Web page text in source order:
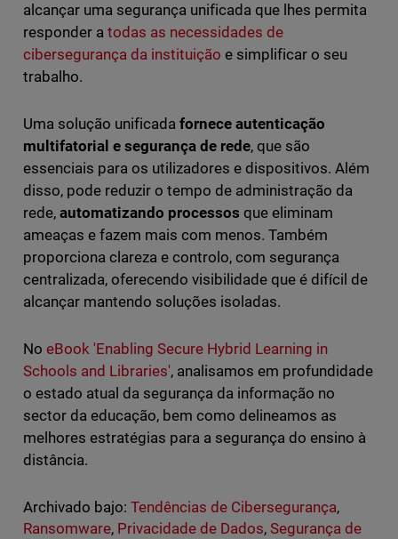
alcançar uma segurança unificada que lhes permita
responder a todas as necessidades de
cibersegurança da instituição e simplificar o seu
trabalho.
Uma solução unificada fornece autenticação
multifatorial e segurança de rede, que são
essenciais para os utilizadores e dispositivos. Além
disso, pode reduzir o tempo de administração da
rede, automatizando processos que eliminam
ameaças e fazem mais com menos. Também
proporciona clareza e controlo, com segurança
centralizada, oferecendo visibilidade que é difícil de
alcançar mantendo soluções isoladas.
No eBook 'Enabling Secure Hybrid Learning in
Schools and Libraries', analisamos em profundidade
o estado atual da segurança da informação no
sector da educação, bem como delineamos as
melhores estratégias para a segurança do ensino à
distância.
Archivado bajo: Tendências de Cibersegurança,
Ransomware, Privacidade de Dados,Segurança de